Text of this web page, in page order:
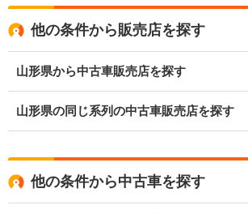
他の条件から販売店を探す
山形県から中古車販売店を探す
山形県の同じ系列の中古車販売店を探す
他の条件から中古車を探す